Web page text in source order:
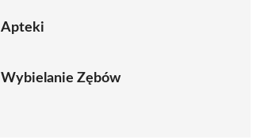
Apteki
Wybielanie Zębów